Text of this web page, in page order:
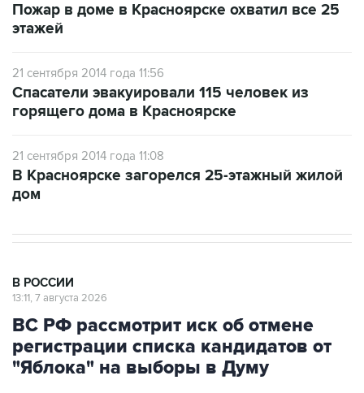
Пожар в доме в Красноярске охватил все 25
этажей
21 сентября 2014 года 11:56
Спасатели эвакуировали 115 человек из
горящего дома в Красноярске
21 сентября 2014 года 11:08
В Красноярске загорелся 25-этажный жилой
дом
В РОССИИ
13:11, 7 августа 2026
ВС РФ рассмотрит иск об отмене
регистрации списка кандидатов от
"Яблока" на выборы в Думу